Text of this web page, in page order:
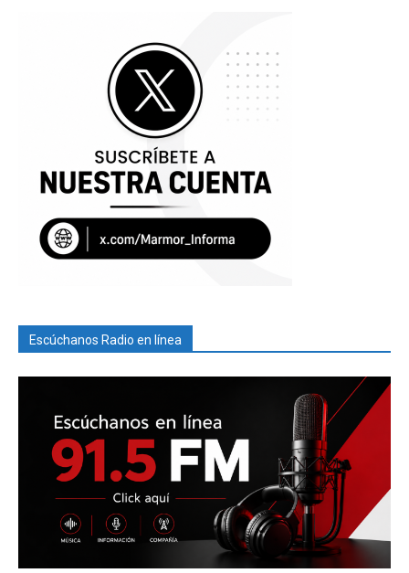
Escúchanos Radio en línea